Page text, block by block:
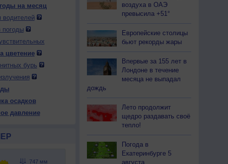
на месяц
водителей
погоды
цветение
бурь
осадков
давление
воздуха в ОАЭ
превысила +51°
Европейские столицы
бьют рекорды жары
Впервые за 155 лет в
Лондоне в течение
месяца не выпадал
дождь
Лето продолжит
щедро раздавать своё
тепло!
Погода в
Екатеринбурге 5
августа